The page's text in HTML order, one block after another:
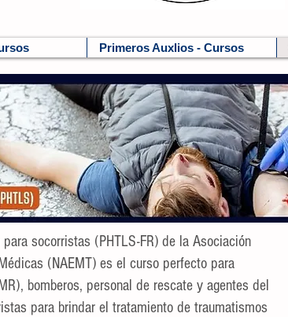
Primeros Auxlios - Cursos
socorristas (PHTLS-FR) de la Asociación
(NAEMT) es el curso perfecto para
bomberos, personal de rescate y agentes del
para brindar el tratamiento de traumatismos